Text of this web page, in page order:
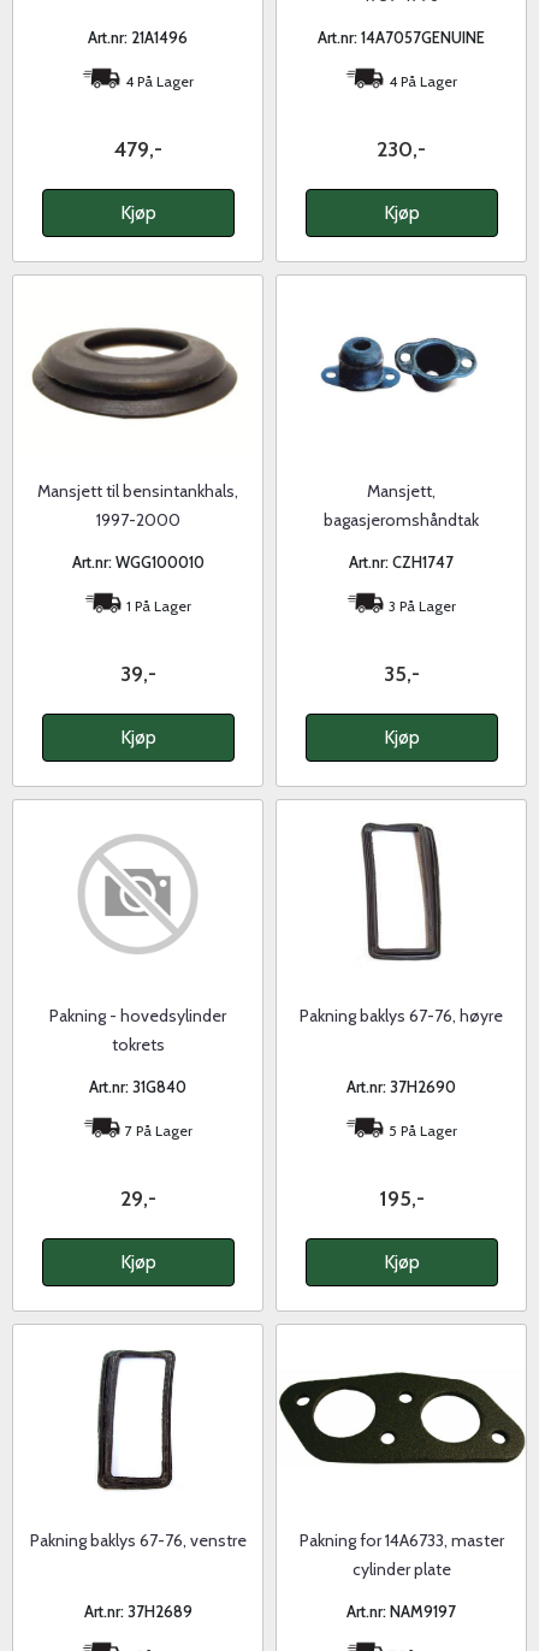
Art.nr: 21A1496
4 På Lager
479,-
Kjøp
Art.nr: 14A7057GENUINE
4 På Lager
230,-
Kjøp
Mansjett til bensintankhals,
1997-2000
Art.nr: WGG100010
1 På Lager
39,-
Kjøp
Mansjett,
bagasjeromshåndtak
Art.nr: CZH1747
3 På Lager
35,-
Kjøp
Pakning - hovedsylinder
tokrets
Art.nr: 31G840
7 På Lager
29,-
Kjøp
Pakning baklys 67-76, høyre
Art.nr: 37H2690
5 På Lager
195,-
Kjøp
Pakning baklys 67-76, venstre
Art.nr: 37H2689
Pakning for 14A6733, master
cylinder plate
Art.nr: NAM9197